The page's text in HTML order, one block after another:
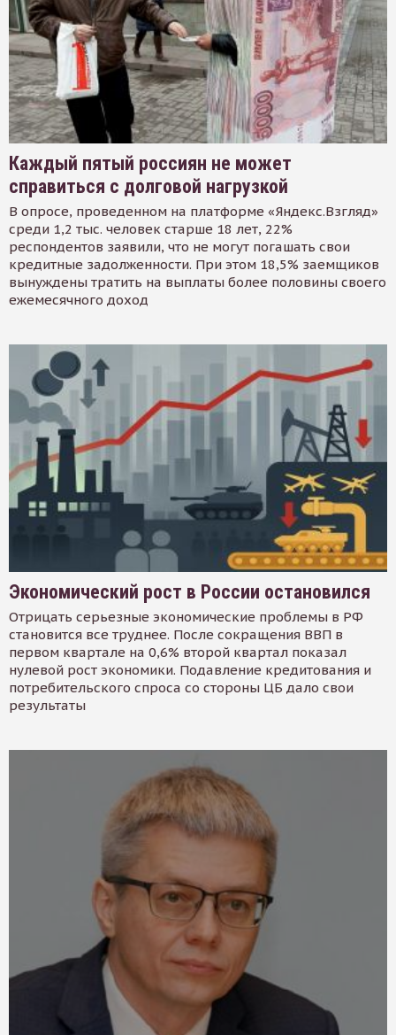
Каждый пятый россиян не может
справиться с долговой нагрузкой
В опросе, проведенном на платформе «Яндекс.Взгляд»
среди 1,2 тыс. человек старше 18 лет, 22%
респондентов заявили, что не могут погашать свои
кредитные задолженности. При этом 18,5% заемщиков
вынуждены тратить на выплаты более половины своего
ежемесячного доход
Экономический рост в России остановился
Отрицать серьезные экономические проблемы в РФ
становится все труднее. После сокращения ВВП в
первом квартале на 0,6% второй квартал показал
нулевой рост экономики. Подавление кредитования и
потребительского спроса со стороны ЦБ дало свои
результаты